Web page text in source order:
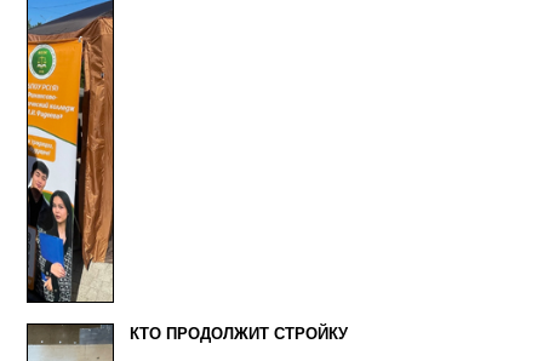
КТО ПРОДОЛЖИТ СТРОЙКУ